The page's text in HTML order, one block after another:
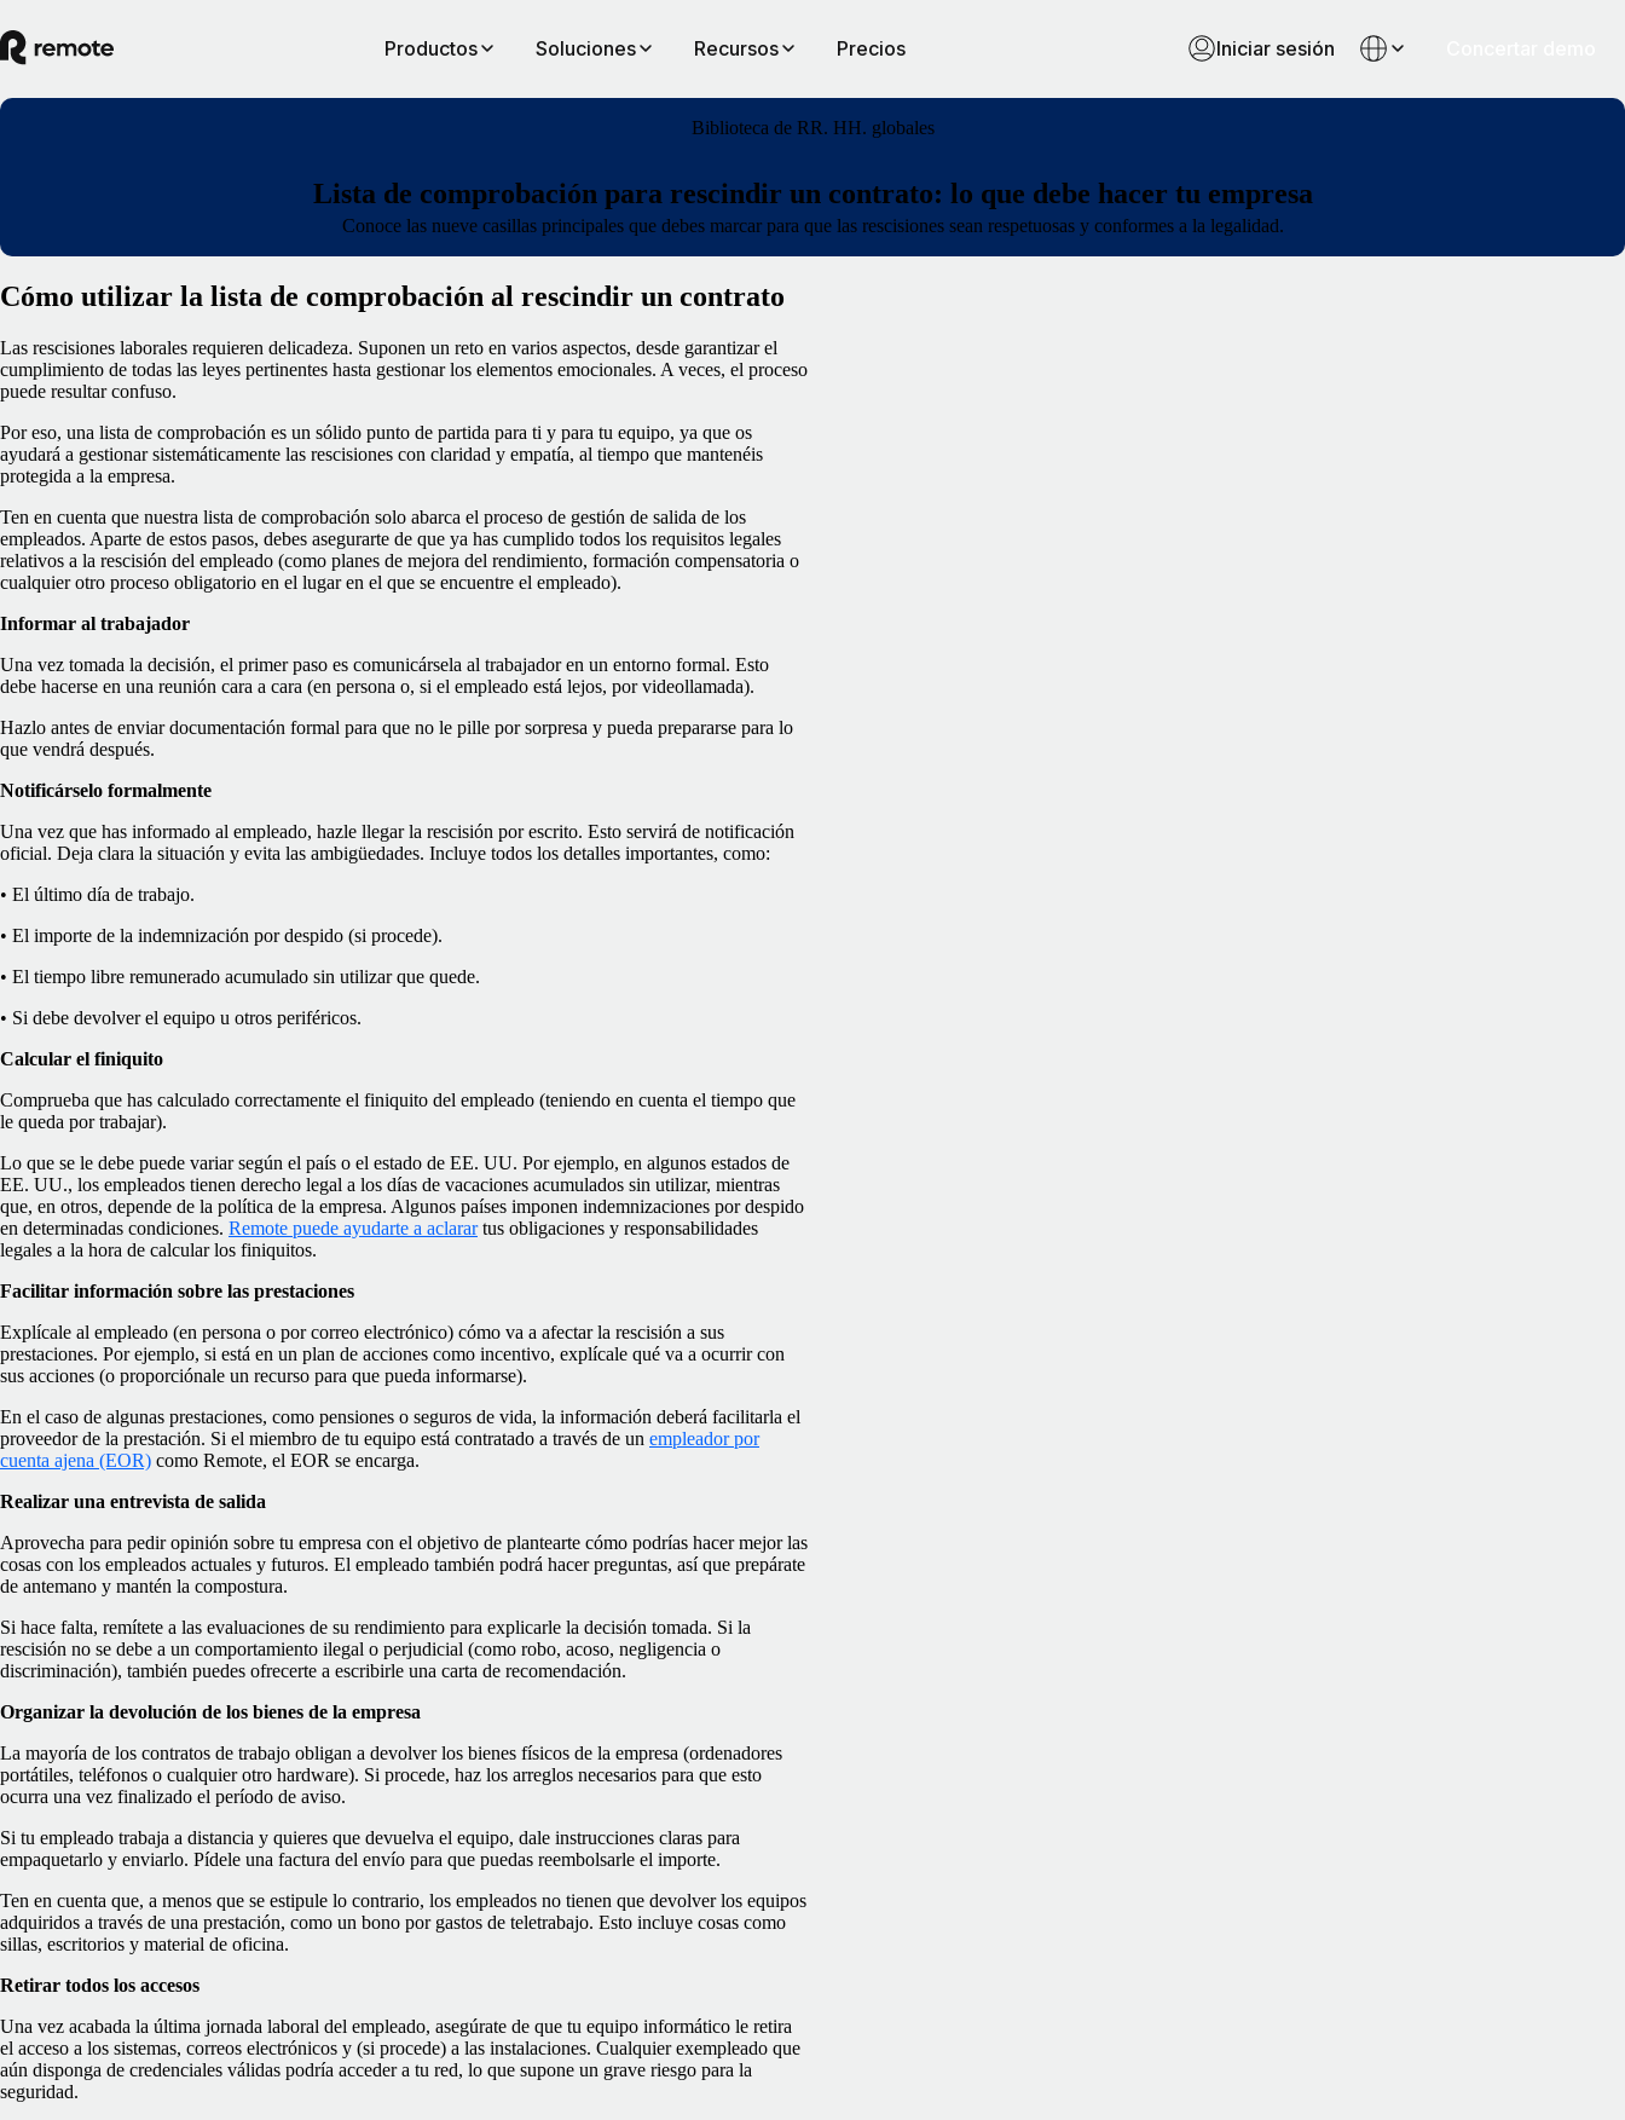
Productos Soluciones Recursos Precios Iniciar sesión
Biblioteca de RR. HH. globales
Lista de comprobación para rescindir un contrato: lo que debe hacer tu empresa
Conoce las nueve casillas principales que debes marcar para que las rescisiones sean respetuosas y conformes a la legalidad.
Cómo utilizar la lista de comprobación al rescindir un contrato
Las rescisiones laborales requieren delicadeza. Suponen un reto en varios aspectos, desde garantizar el
cumplimiento de todas las leyes pertinentes hasta gestionar los elementos emocionales. A veces, el proceso
puede resultar confuso.
Por eso, una lista de comprobación es un sólido punto de partida para ti y para tu equipo, ya que os
ayudará a gestionar sistemáticamente las rescisiones con claridad y empatía, al tiempo que mantenéis
protegida a la empresa.
Ten en cuenta que nuestra lista de comprobación solo abarca el proceso de gestión de salida de los
empleados. Aparte de estos pasos, debes asegurarte de que ya has cumplido todos los requisitos legales
relativos a la rescisión del empleado (como planes de mejora del rendimiento, formación compensatoria o
cualquier otro proceso obligatorio en el lugar en el que se encuentre el empleado).
Informar al trabajador
Una vez tomada la decisión, el primer paso es comunicársela al trabajador en un entorno formal. Esto
debe hacerse en una reunión cara a cara (en persona o, si el empleado está lejos, por videollamada).
Hazlo antes de enviar documentación formal para que no le pille por sorpresa y pueda prepararse para lo
que vendrá después.
Notificárselo formalmente
Una vez que has informado al empleado, hazle llegar la rescisión por escrito. Esto servirá de notificación
oficial. Deja clara la situación y evita las ambigüedades. Incluye todos los detalles importantes, como:
• El último día de trabajo.
• El importe de la indemnización por despido (si procede).
• El tiempo libre remunerado acumulado sin utilizar que quede.
• Si debe devolver el equipo u otros periféricos.
Calcular el finiquito
Comprueba que has calculado correctamente el finiquito del empleado (teniendo en cuenta el tiempo que
le queda por trabajar).
Lo que se le debe puede variar según el país o el estado de EE. UU. Por ejemplo, en algunos estados de
EE. UU., los empleados tienen derecho legal a los días de vacaciones acumulados sin utilizar, mientras
que, en otros, depende de la política de la empresa. Algunos países imponen indemnizaciones por despido
en determinadas condiciones. Remote puede ayudarte a aclarartus obligaciones y responsabilidades
legales a la hora de calcular los finiquitos.
Facilitar información sobre las prestaciones
Explícale al empleado (en persona o por correo electrónico) cómo va a afectar la rescisión a sus
prestaciones. Por ejemplo, si está en un plan de acciones como incentivo, explícale qué va a ocurrir con
sus acciones (o proporciónale un recurso para que pueda informarse).
En el caso de algunas prestaciones, como pensiones o seguros de vida, la información deberá facilitarla el
proveedor de la prestación. Si el miembro de tu equipo está contratado a través de un empleador por
cuenta ajena (EOR) como Remote, el EOR se encarga.
Realizar una entrevista de salida
Aprovecha para pedir opinión sobre tu empresa con el objetivo de plantearte cómo podrías hacer mejor las
cosas con los empleados actuales y futuros. El empleado también podrá hacer preguntas, así que prepárate
de antemano y mantén la compostura.
Si hace falta, remítete a las evaluaciones de su rendimiento para explicarle la decisión tomada. Si la
rescisión no se debe a un comportamiento ilegal o perjudicial (como robo, acoso, negligencia o
discriminación), también puedes ofrecerte a escribirle una carta de recomendación.
Organizar la devolución de los bienes de la empresa
La mayoría de los contratos de trabajo obligan a devolver los bienes físicos de la empresa (ordenadores
portátiles, teléfonos o cualquier otro hardware). Si procede, haz los arreglos necesarios para que esto
ocurra una vez finalizado el período de aviso.
Si tu empleado trabaja a distancia y quieres que devuelva el equipo, dale instrucciones claras para
empaquetarlo y enviarlo. Pídele una factura del envío para que puedas reembolsarle el importe.
Ten en cuenta que, a menos que se estipule lo contrario, los empleados no tienen que devolver los equipos
adquiridos a través de una prestación, como un bono por gastos de teletrabajo. Esto incluye cosas como
sillas, escritorios y material de oficina.
Retirar todos los accesos
Una vez acabada la última jornada laboral del empleado, asegúrate de que tu equipo informático le retira
el acceso a los sistemas, correos electrónicos y (si procede) a las instalaciones. Cualquier exempleado que
aún disponga de credenciales válidas podría acceder a tu red, lo que supone un grave riesgo para la
seguridad.